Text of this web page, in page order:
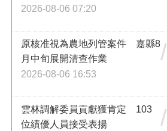
2026-08-06 07:20
原核准視為農地列管案件 嘉縣8
月中旬展開清查作業
2026-08-06 16:53
/
雲林調解委員貢獻獲肯定 103
位績優人員接受表揚
/